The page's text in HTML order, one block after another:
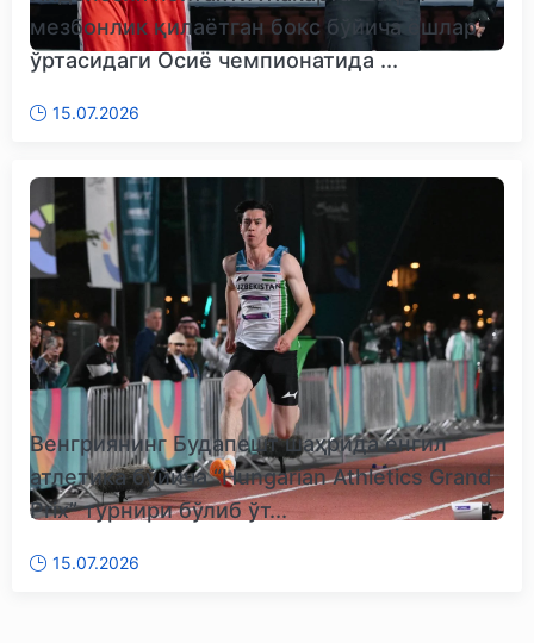
мезбонлик қилаётган бокс бўйича ёшлар
ўртасидаги Осиё чемпионатида ...
15.07.2026
Венгриянинг Будапешт шаҳрида енгил
атлетика бўйича “Hungarian Athletics Grand
Prix” турнири бўлиб ўт...
15.07.2026